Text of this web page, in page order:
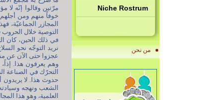
Niche Rostrum
من نحن
خوفاً منهم ومن
المجازر الجماعيّة،
التوصية خلال
في ذلك الحين، كان
نريد التوجّه نحو
عجزوا حتى الآن عن
وهم يعرفون هذا.
التحرّك في الصناعة
حدوث هذا. لا يريدون
الشعب ونهجه
العلمية، وهو هذا